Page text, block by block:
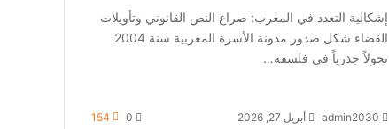
إشكالية التعدد في المغرب: صراع النص القانوني وتأويلات
القضاء شكل صدور مدونة الأسرة المغربية سنة 2004
تحولاً جذرياً في فلسفة…
admin2030 أبريل 27, 2026 0
154